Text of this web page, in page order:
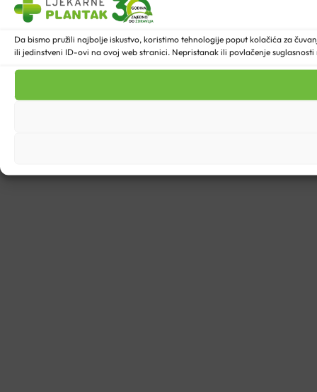
Da bismo pružili najbolje iskustvo, koristimo tehnologije poput kolačića za
ili jedinstveni ID-ovi na ovoj web stranici. Nepristanak ili povlačenje